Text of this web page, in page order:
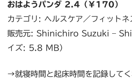
おはようパンダ 2.4（￥170）
カテゴリ: ヘルスケア／フィット
販売元: Shinichiro Suzuki –
イズ: 5.8 MB）
→就寝時間と起床時間を記録して